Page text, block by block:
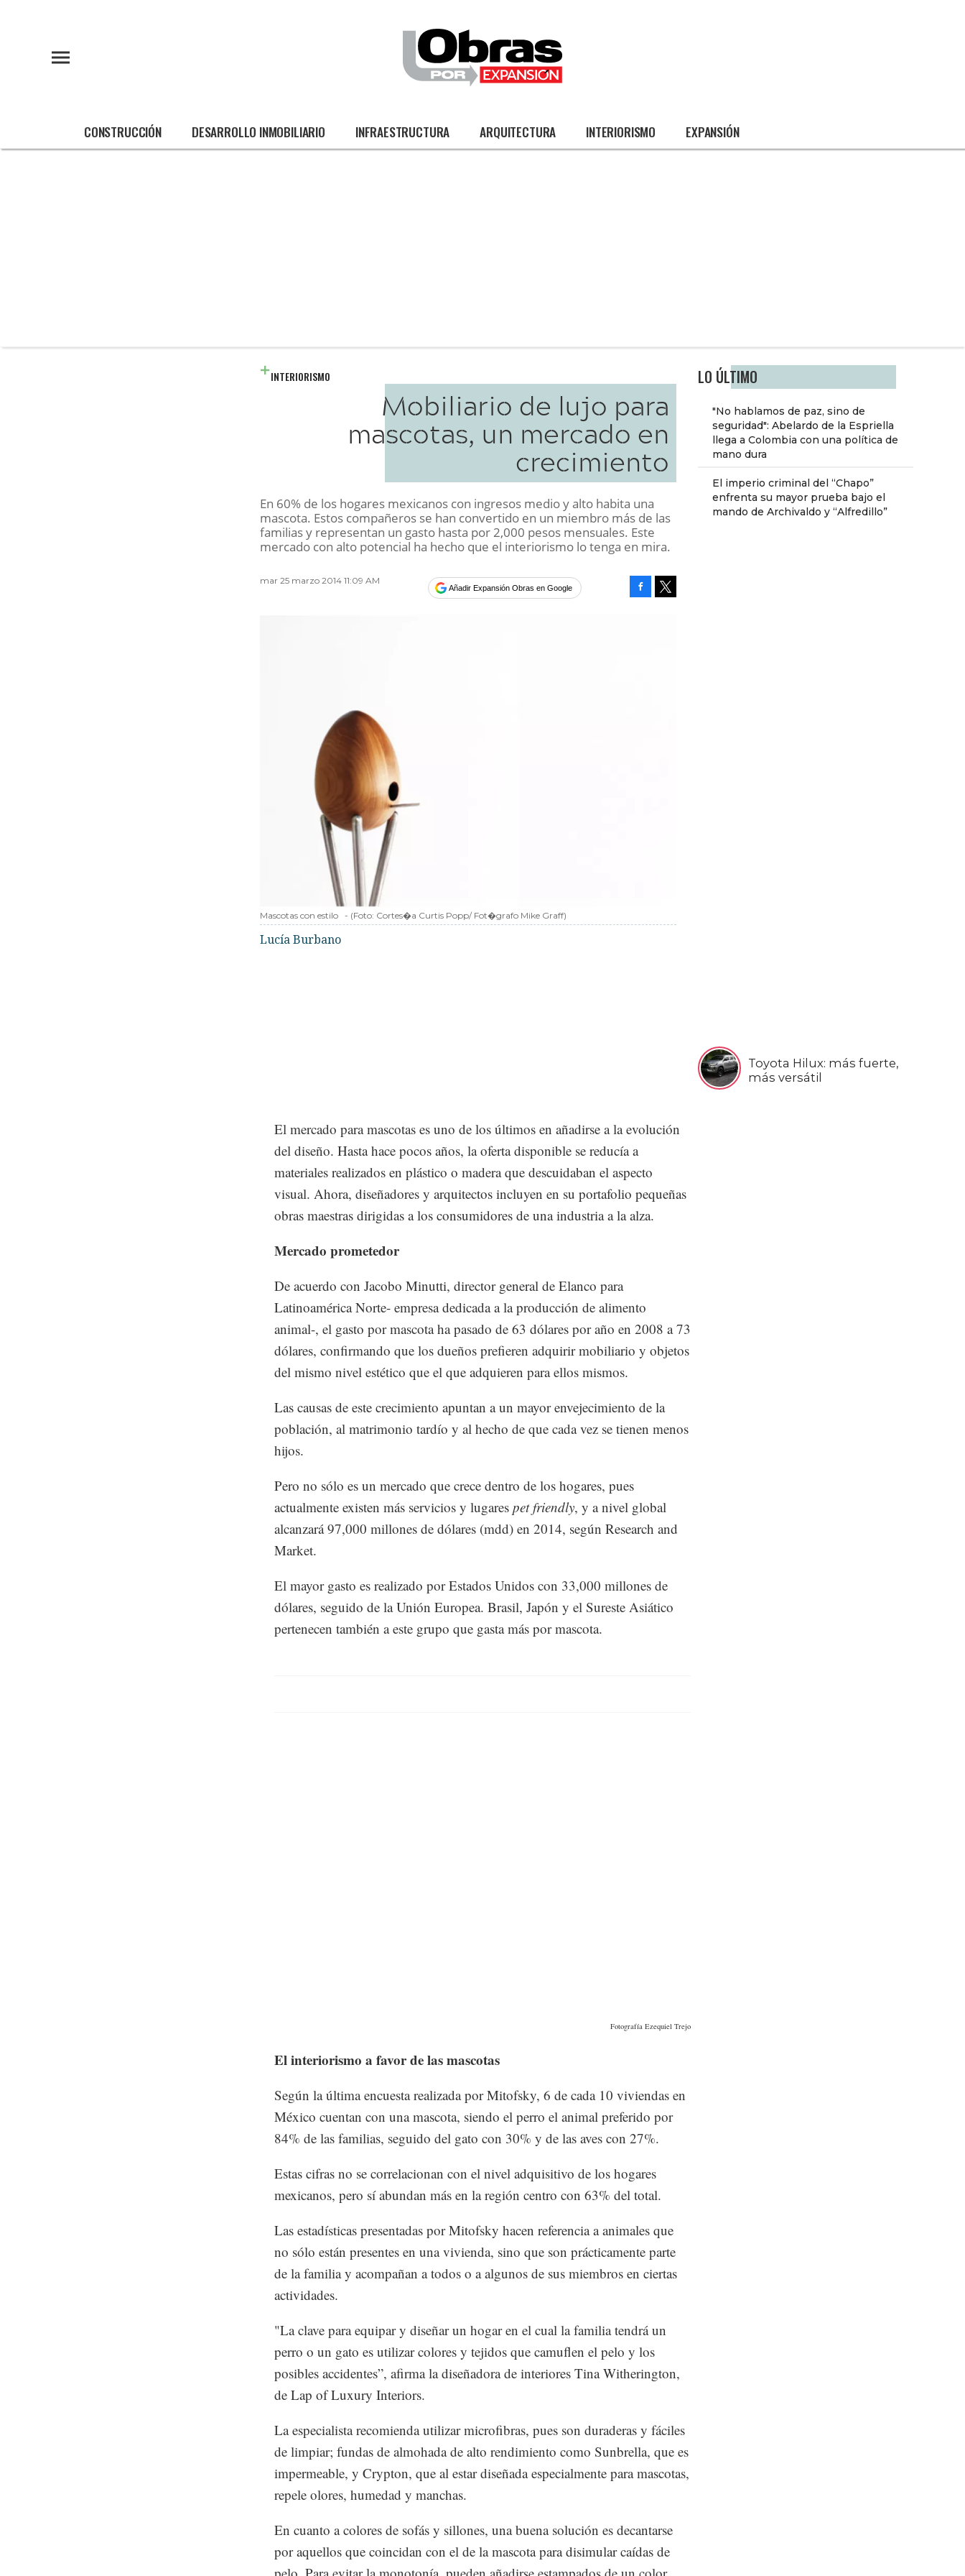
CONSTRUCCIÓN DESARROLLO INMOBILIARIO INFRAESTRUCTURA ARQUITECTURA INTERIORISMO EXPANSIÓN
LO ÚLTIMO
"No hablamos de paz, sino de
seguridad": Abelardo de la Espriella
llega a Colombia con una política de
mano dura
El imperio criminal del “Chapo”
enfrenta su mayor prueba bajo el
mando de Archivaldo y “Alfredillo”
Toyota Hilux: más fuerte,
más versátil
INTERIORISMO
Mobiliario de lujo para
mascotas, un mercado en
crecimiento
En 60% de los hogares mexicanos con ingresos medio y alto habita una
mascota. Estos compañeros se han convertido en un miembro más de las
familias y representan un gasto hasta por 2,000 pesos mensuales. Este
mercado con alto potencial ha hecho que el interiorismo lo tenga en mira.
mar 25 marzo 2014 11:09 AM
Añadir Expansión Obras en Google
Mascotas con estilo - (Foto: Cortes�a Curtis Popp/ Fot�grafo Mike Graff)
Lucía Burbano
El mercado para mascotas es uno de los últimos en añadirse a la evolución
del diseño. Hasta hace pocos años, la oferta disponible se reducía a
materiales realizados en plástico o madera que descuidaban el aspecto
visual. Ahora, diseñadores y arquitectos incluyen en su portafolio pequeñas
obras maestras dirigidas a los consumidores de una industria a la alza.
Mercado prometedor
De acuerdo con Jacobo Minutti, director general de Elanco para
Latinoamérica Norte- empresa dedicada a la producción de alimento
animal-, el gasto por mascota ha pasado de 63 dólares por año en 2008 a 73
dólares, confirmando que los dueños prefieren adquirir mobiliario y objetos
del mismo nivel estético que el que adquieren para ellos mismos.
Las causas de este crecimiento apuntan a un mayor envejecimiento de la
población, al matrimonio tardío y al hecho de que cada vez se tienen menos
hijos.
Pero no sólo es un mercado que crece dentro de los hogares, pues
actualmente existen más servicios y lugares pet friendly, y a nivel global
alcanzará 97,000 millones de dólares (mdd) en 2014, según Research and
Market.
El mayor gasto es realizado por Estados Unidos con 33,000 millones de
dólares, seguido de la Unión Europea. Brasil, Japón y el Sureste Asiático
pertenecen también a este grupo que gasta más por mascota.
Fotografía Ezequiel Trejo
El interiorismo a favor de las mascotas
Según la última encuesta realizada por Mitofsky, 6 de cada 10 viviendas en
México cuentan con una mascota, siendo el perro el animal preferido por
84% de las familias, seguido del gato con 30% y de las aves con 27%.
Estas cifras no se correlacionan con el nivel adquisitivo de los hogares
mexicanos, pero sí abundan más en la región centro con 63% del total.
Las estadísticas presentadas por Mitofsky hacen referencia a animales que
no sólo están presentes en una vivienda, sino que son prácticamente parte
de la familia y acompañan a todos o a algunos de sus miembros en ciertas
actividades.
"La clave para equipar y diseñar un hogar en el cual la familia tendrá un
perro o un gato es utilizar colores y tejidos que camuflen el pelo y los
posibles accidentes”, afirma la diseñadora de interiores Tina Witherington,
de Lap of Luxury Interiors.
La especialista recomienda utilizar microfibras, pues son duraderas y fáciles
de limpiar; fundas de almohada de alto rendimiento como Sunbrella, que es
impermeable, y Crypton, que al estar diseñada especialmente para mascotas,
repele olores, humedad y manchas.
En cuanto a colores de sofás y sillones, una buena solución es decantarse
por aquellos que coincidan con el de la mascota para disimular caídas de